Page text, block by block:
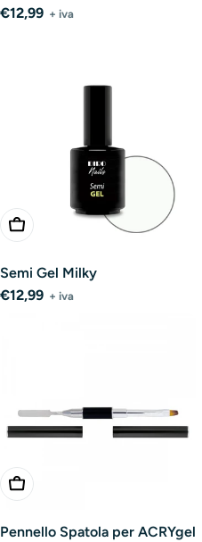
Prezzo
€12,99 + iva
Aggiungi Al Carrello
Semi Gel Milky
Prezzo
€12,99 + iva
Aggiungi Al Carrello
Pennello Spatola per ACRYgel